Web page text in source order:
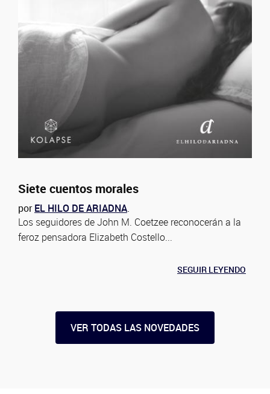
Siete cuentos morales
porEL HILO DE ARIADNA.
Los seguidores de John M. Coetzee reconocerán a la
feroz pensadora Elizabeth Costello...
SEGUIR LEYENDO
VER TODAS LAS NOVEDADES